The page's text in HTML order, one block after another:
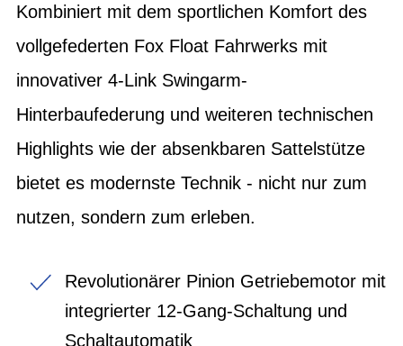
Kombiniert mit dem sportlichen Komfort des
vollgefederten Fox Float Fahrwerks mit
innovativer 4-Link Swingarm-
Hinterbaufederung und weiteren technischen
Highlights wie der absenkbaren Sattelstütze
bietet es modernste Technik - nicht nur zum
nutzen, sondern zum erleben.
Revolutionärer Pinion Getriebemotor mit
integrierter 12-Gang-Schaltung und
Schaltautomatik